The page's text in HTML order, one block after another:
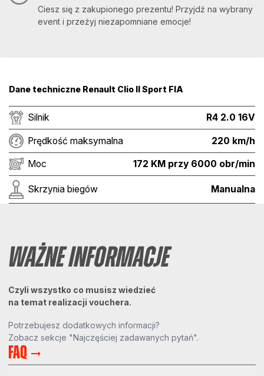
Ciesz się z zakupionego prezentu! Przyjdź na wybrany
event i przeżyj niezapomniane emocje!
Dane techniczne Renault Clio II Sport FIA
Silnik R4 2.0 16V
Prędkość maksymalna 220 km/h
Moc 172 KM przy 6000 obr/min
Skrzynia biegów Manualna
Ważne informacje
Czyli wszystko co musisz wiedzieć
na temat realizacji vouchera.
Potrzebujesz dodatkowych informacji?
Zobacz sekcje "Najczęściej zadawanych pytań".
FAQ